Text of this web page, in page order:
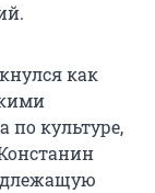
как
по культуре,